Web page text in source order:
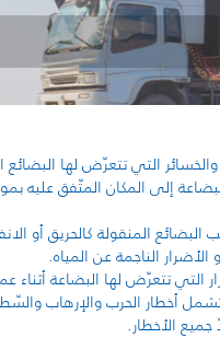
التي تتعرّض لها
إلى المكان المتّفق عليه
المنقولة كالحريق أو
الناجمة عن المياه.
تتعرّض لها البضاعة أثناء
أخطار الحرب والإرهاب
جميع الأخطار.